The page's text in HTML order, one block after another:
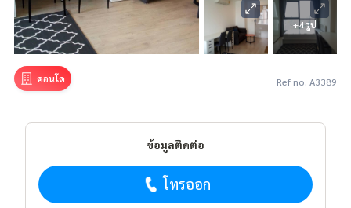
+4 รูป
คอนโด Ref no. A3389
ข้อมูลติดต่อ
โทรออก